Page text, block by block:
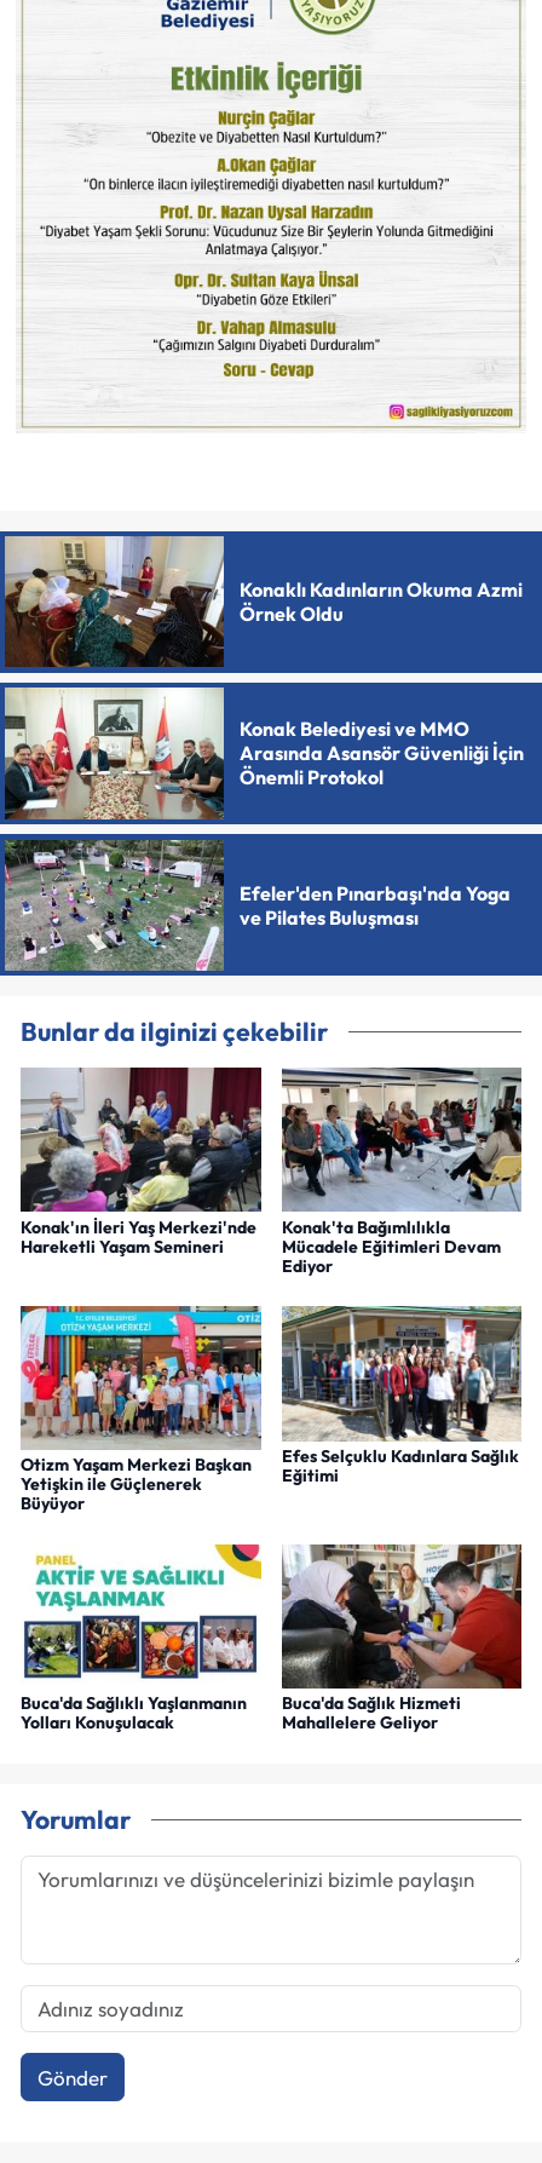
Konaklı Kadınların Okuma Azmi
Örnek Oldu
Konak Belediyesi ve MMO
Arasında Asansör Güvenliği İçin
Önemli Protokol
Efeler'den Pınarbaşı'nda Yoga
ve Pilates Buluşması
Bunlar da ilginizi çekebilir
Konak'ın İleri Yaş Merkezi'nde
Hareketli Yaşam Semineri
Konak'ta Bağımlılıkla
Mücadele Eğitimleri Devam
Ediyor
Otizm Yaşam Merkezi Başkan
Yetişkin ile Güçlenerek
Büyüyor
Efes Selçuklu Kadınlara Sağlık
Eğitimi
Buca'da Sağlıklı Yaşlanmanın
Yolları Konuşulacak
Buca'da Sağlık Hizmeti
Mahallelere Geliyor
Yorumlar
Gönder